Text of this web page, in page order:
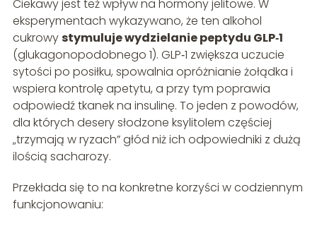
Ciekawy jest też wpływ na hormony jelitowe. W
eksperymentach wykazywano, że ten alkohol
cukrowystymuluje wydzielanie peptydu GLP‑1
(glukagonopodobnego 1). GLP‑1 zwiększa uczucie
sytości po posiłku, spowalnia opróżnianie żołądka i
wspiera kontrolę apetytu, a przy tym poprawia
odpowiedź tkanek na insulinę. To jeden z powodów,
dla których desery słodzone ksylitolem częściej
„trzymają w ryzach” głód niż ich odpowiedniki z dużą
ilością sacharozy.
Przekłada się to na konkretne korzyści w codziennym
funkcjonowaniu: